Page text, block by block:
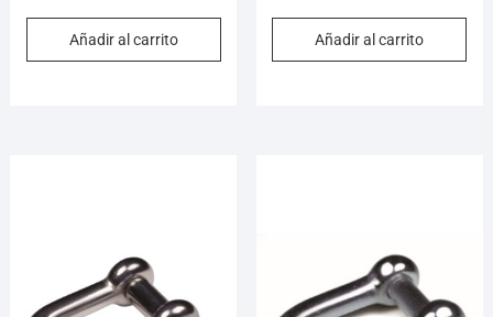
Añadir al carrito Añadir al carrito